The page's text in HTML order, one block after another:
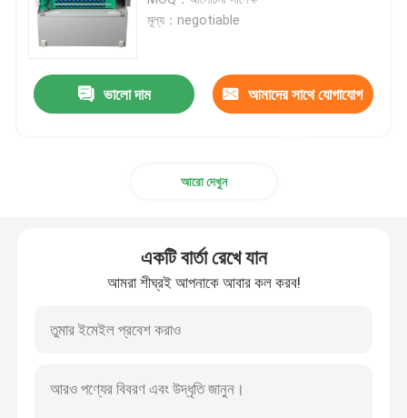
এমপিও এমটিপি প্যাচ প্যানেল
নেটওয়ার্ক প্যাচ প্যানেল
ODF প্যাচ প্যানেল
ফাইবার অপটিক স্প্লিটার বক্স
ফাইবার অপটিক স্প্লাইস বন্ধ
মূল্য：negotiable
ভালো দাম আমাদের সাথে যোগাযোগ
আরো দেখুন
একটি বার্তা রেখে যান
আমরা শীঘ্রই আপনাকে আবার কল করব!